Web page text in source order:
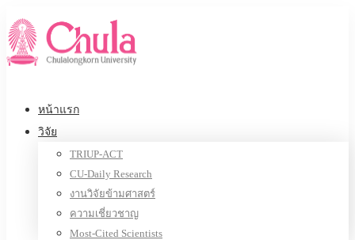
หน้าแรก
วิจัย
TRIUP-ACT
CU-Daily Research
งานวิจัยข้ามศาสตร์
ความเชี่ยวชาญ
Most-Cited Scientists